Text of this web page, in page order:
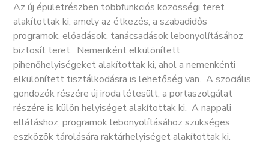
Az új épületrészben többfunkciós közösségi teret
alakítottak ki, amely az étkezés, a szabadidős
programok, előadások, tanácsadások lebonyolításához
biztosít teret. Nemenként elkülönített
pihenőhelyiségeket alakítottak ki, ahol a nemenkénti
elkülönített tisztálkodásra is lehetőség van. A szociális
gondozók részére új iroda létesült, a portaszolgálat
részére is külön helyiséget alakítottak ki. A nappali
ellátáshoz, programok lebonyolításához szükséges
eszközök tárolására raktárhelyiséget alakítottak ki.